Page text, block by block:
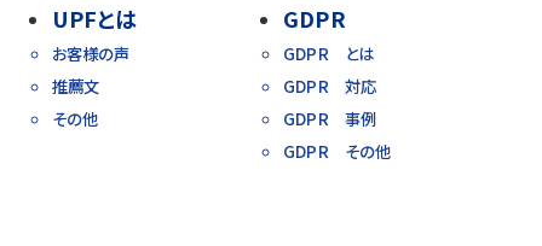
UPFとは
お客様の声
推薦文
その他
GDPR
GDPR とは
GDPR 対応
GDPR 事例
GDPR その他